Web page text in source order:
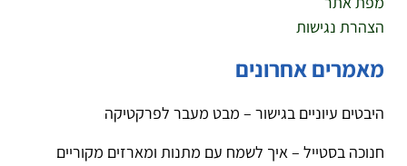
הצהרת נגישות
מאמרים אחרונים
היבטים עיוניים בגישור – מבט מעבר לפרקטיקה
חנוכה בסטייל – איך לשמח עם מתנות ומארזים מקוריים